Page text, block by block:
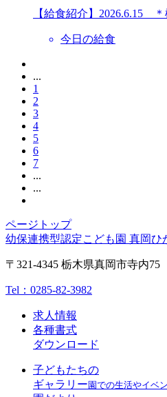
【給食紹介】2026.6.15
今日の給食
...
1
2
3
4
5
6
7
...
...
ページトップ
幼保連携型認定こども園 真岡ひ
〒321-4345 栃木県真岡市寺内75
Tel： 0285-82-3982
求人情報
各種書式
ダウンロード
子どもたちの
ギャラリー園での生活やイベ